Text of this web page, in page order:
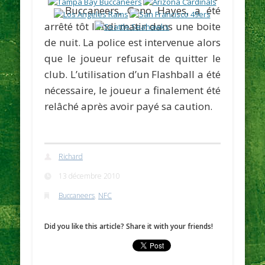
Buccaneers,Geno Hayes, a été
arrêté tôt lundi matin dans une boite
de nuit. La police est intervenue alors
que le joueur refusait de quitter le
club. L’utilisation d’un Flashball a été
nécessaire, le joueur a finalement été
relâché après avoir payé sa caution.
Richard
13 décembre 2010
Buccaneers, NFC
Did you like this article? Share it with your friends!